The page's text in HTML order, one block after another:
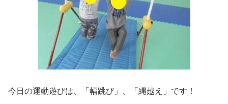
今日の運動遊びは、「幅跳び」、「縄越え」です！